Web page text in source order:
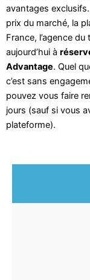
avantages
prix du marché, la
France, l’agence
aujourd’hui à
Advantage. Quel
c’est sans
pouvez vous faire
jours (sauf si vous
plateforme).